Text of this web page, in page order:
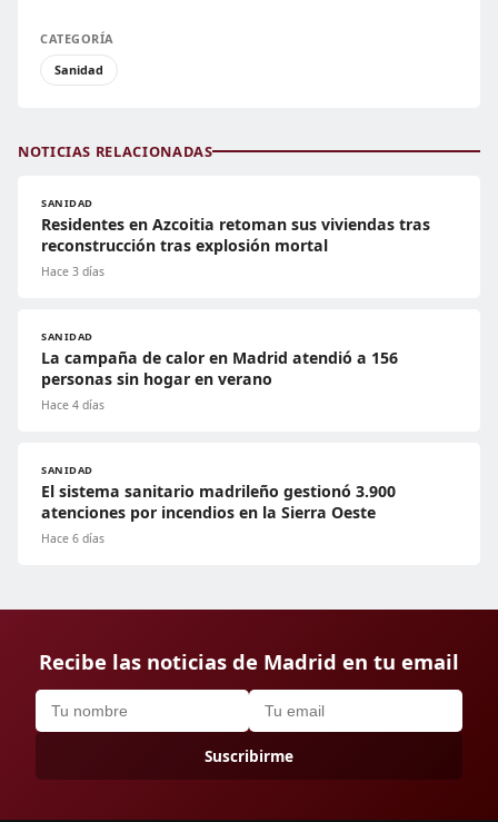
CATEGORÍA
Sanidad
NOTICIAS RELACIONADAS
SANIDAD
Residentes en Azcoitia retoman sus viviendas tras
reconstrucción tras explosión mortal
Hace 3 días
SANIDAD
La campaña de calor en Madrid atendió a 156
personas sin hogar en verano
Hace 4 días
SANIDAD
El sistema sanitario madrileño gestionó 3.900
atenciones por incendios en la Sierra Oeste
Hace 6 días
Recibe las noticias de Madrid en tu email
Suscribirme